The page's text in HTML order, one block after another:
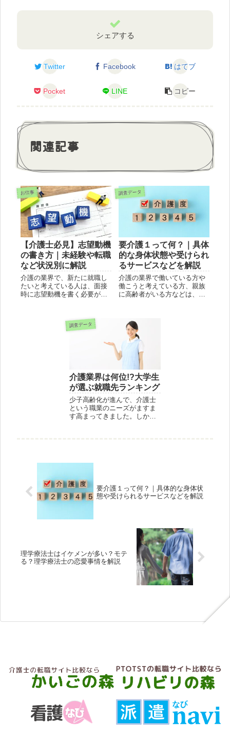
シェアする
Twitter Facebook はてブ
Pocket LINE コピー
関連記事
お仕事
【介護士必見】志望動機
の書き方｜未経験や転職
など状況別に解説
介護の業界で、新たに就職し
たいと考えている人は、面接
時に志望動機を書く必要があ
は、難しいと感じるかもしれ
調査データ
要介護１って何？｜具体
的な身体状態や受けられ
るサービスなどを解説
介護の業界で働いている方や
働こうと考えている方、親族
に高齢者がいる方などは、要
要介護１について、具体的に
どういった状態の方が当ては
まるのか、どんなサービス
を...
調査データ
介護業界は何位!?大学生
が選ぶ就職先ランキング
少子高齢化が進んで、介護士
という職業のニーズがますま
す高まってきました。しか
要介護１って何？｜具体的な身体状
態や受けられるサービスなどを解説
理学療法士はイケメンが多い？モテ
る？理学療法士の恋愛事情を解説